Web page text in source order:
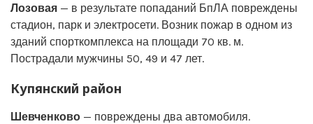
Лозовая — в результате попаданий БпЛА повреждены
стадион, парк и электросети. Возник пожар в одном из
зданий спорткомплекса на площади 70 кв. м.
Пострадали мужчины 50, 49 и 47 лет.
Купянский район
Шевченково — повреждены два автомобиля.